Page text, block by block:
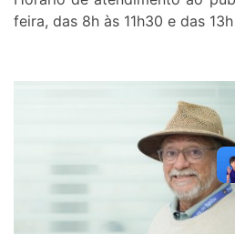
feira, das 8h às 11h30 e das